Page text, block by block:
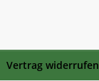
Vertrag widerrufen